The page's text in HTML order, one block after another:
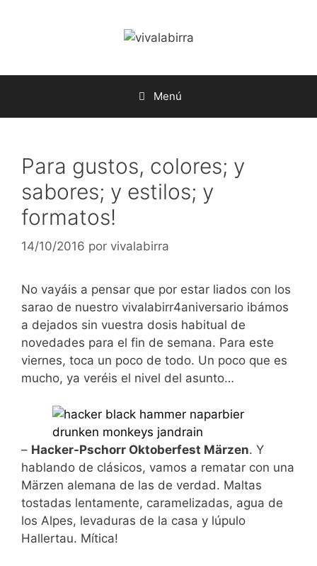
Menú
Para gustos, colores; y
sabores; y estilos; y
formatos!
14/10/2016 por vivalabirra
No vayáis a pensar que por estar liados con los
sarao de nuestro vivalabirr4aniversario ibámos
a dejados sin vuestra dosis habitual de
novedades para el fin de semana. Para este
viernes, toca un poco de todo. Un poco que es
mucho, ya veréis el nivel del asunto…
– Hacker-Pschorr Oktoberfest Märzen. Y
hablando de clásicos, vamos a rematar con una
Märzen alemana de las de verdad. Maltas
tostadas lentamente, caramelizadas, agua de
los Alpes, levaduras de la casa y lúpulo
Hallertau. Mítica!